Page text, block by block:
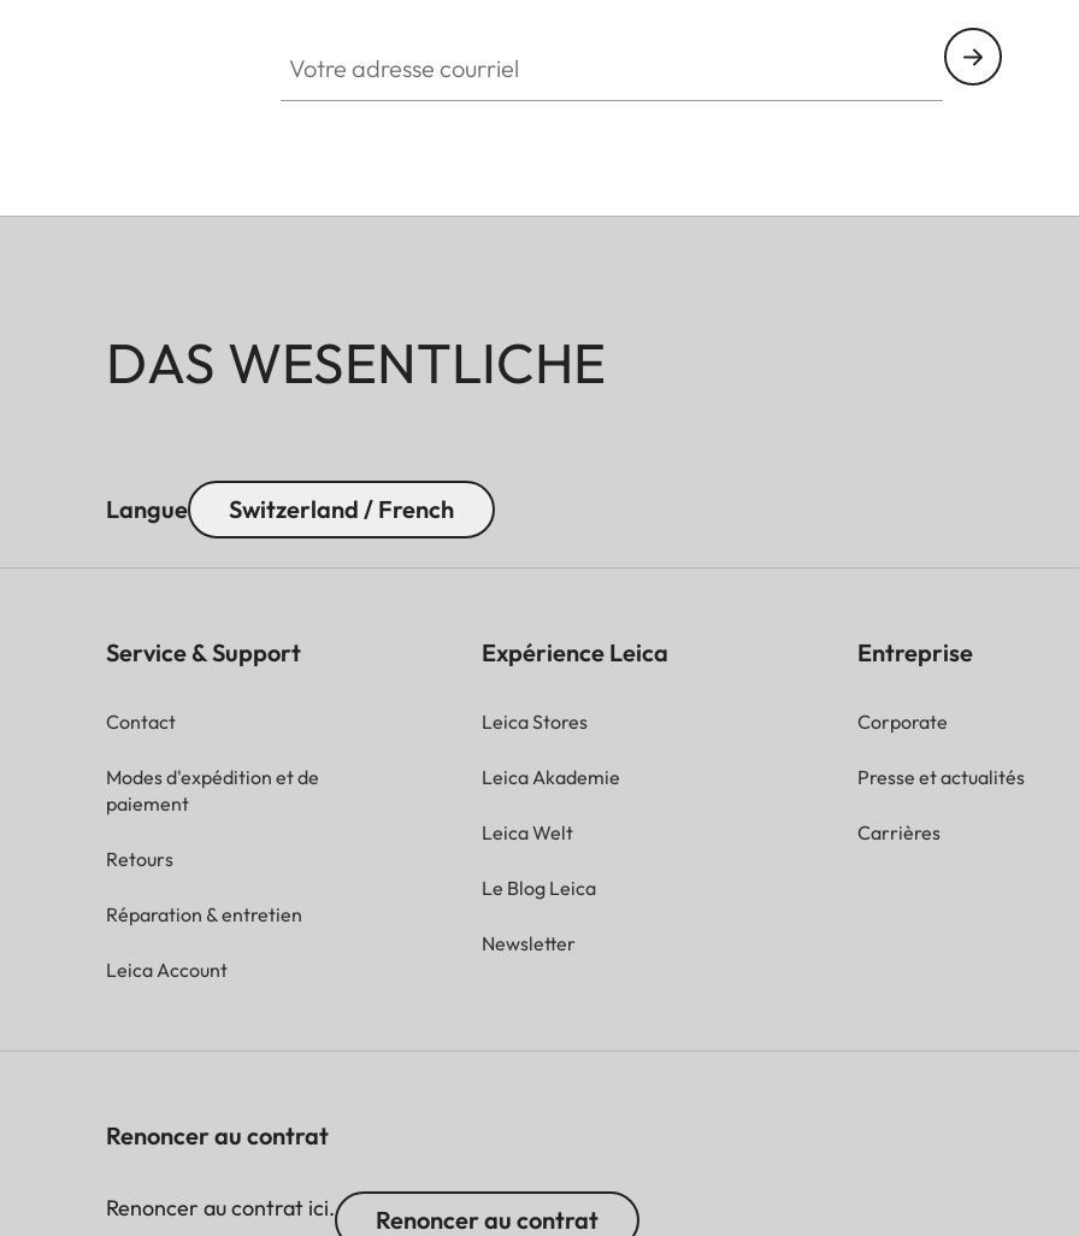
DAS WESENTLICHE
Langue Switzerland / French
Service & Support
Contact
Modes d'expédition et de
paiement
Retours
Réparation & entretien
Leica Account
Expérience Leica
Leica Stores
Leica Akademie
Leica Welt
Le Blog Leica
Newsletter
Entreprise
Corporate
Presse et actualités
Carrières
Renoncer au contrat
Renoncer au contrat ici. Renoncer au contrat